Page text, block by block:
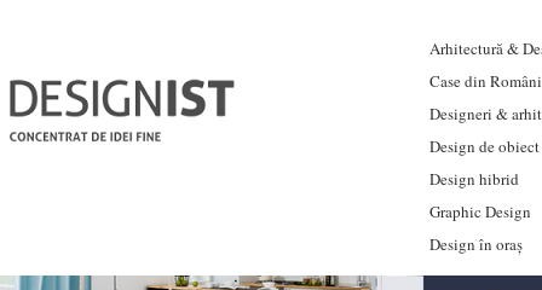
Arhitectură &
Case din
Designeri &
Design de obiect
Design hibrid
Graphic Design
Design în oraș